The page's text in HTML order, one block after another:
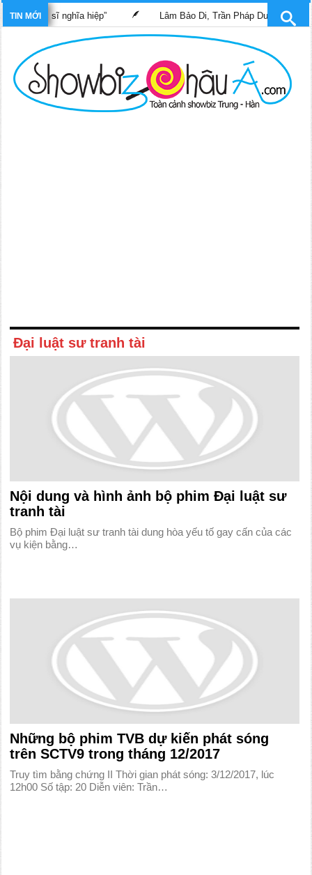
TIN MỚI
“Bác sĩ nghĩa hiệp” Lâm Bảo Di, Trần Pháp Dung tái ngộ
Đại luật sư tranh tài
Nội dung và hình ảnh bộ phim Đại luật sư
tranh tài
Bộ phim Đại luật sư tranh tài dung hòa yếu tố gay cấn của các
vụ kiện bằng…
Những bộ phim TVB dự kiến phát sóng
trên SCTV9 trong tháng 12/2017
Truy tìm bằng chứng II Thời gian phát sóng: 3/12/2017, lúc
12h00 Số tập: 20 Diễn viên: Trần…